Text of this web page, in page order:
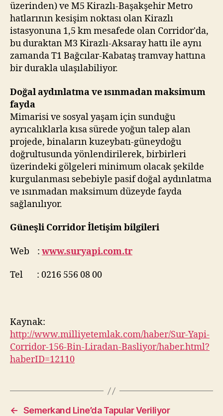
üzerinden) ve M5 Kirazlı-Başakşehir Metro
hatlarının kesişim noktası olan Kirazlı
istasyonuna 1,5 km mesafede olan Corridor'da,
bu duraktan M3 Kirazlı-Aksaray hattı ile aynı
zamanda T1 Bağcılar-Kabataş tramvay hattına
bir durakla ulaşılabiliyor.
Doğal aydınlatma ve ısınmadan maksimum
fayda
Mimarisi ve sosyal yaşam için sunduğu
ayrıcalıklarla kısa sürede yoğun talep alan
projede, binaların kuzeybatı-güneydoğu
doğrultusunda yönlendirilerek, birbirleri
üzerindeki gölgeleri minimum olacak şekilde
kurgulanması sebebiyle pasif doğal aydınlatma
ve ısınmadan maksimum düzeyde fayda
sağlanılıyor.
Güneşli Corridor İletişim bilgileri
Web : www.suryapi.com.tr
Tel : 0216 556 08 00
Kaynak:
http://www.milliyetemlak.com/haber/Sur-Yapi-
Corridor-156-Bin-Liradan-Basliyor/haber.html?
haberID=12110
← Semerkand Line’da Tapular Veriliyor